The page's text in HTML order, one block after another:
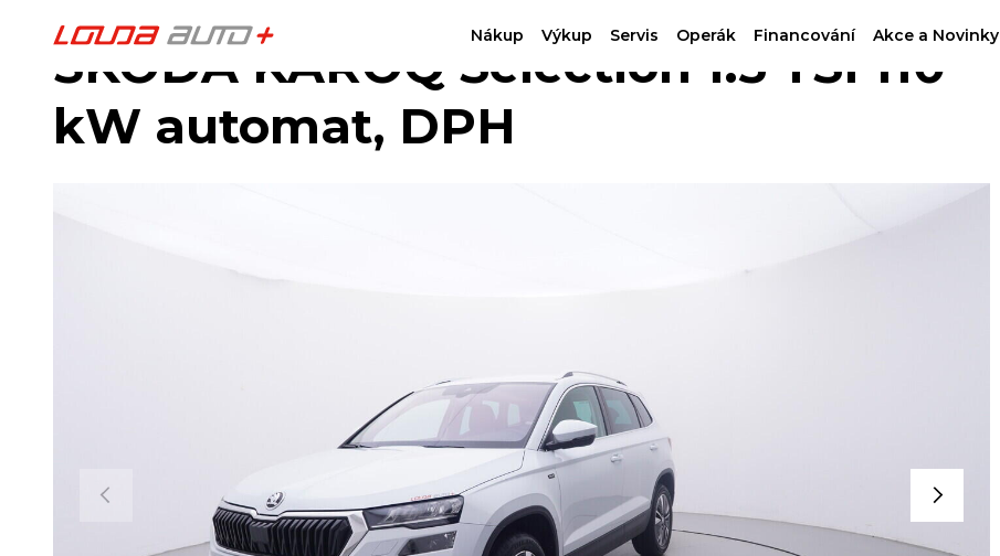
Nákup Výkup Servis Operák Financování Akce a Novinky
ŠKODA KAROQ Selection 1.5 TSI 110
kW automat, DPH